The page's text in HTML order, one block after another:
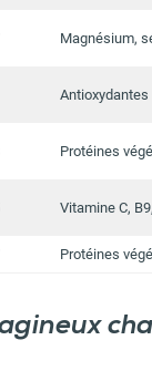
Magnésium,
Antioxydantes
Protéines
Vitamine C,
Protéines